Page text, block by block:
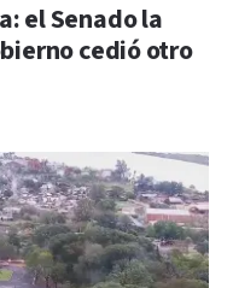
el Senado la
cedió otro